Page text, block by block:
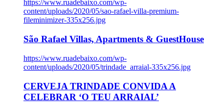
https://www.ruadebaixo.com/wp-
content/uploads/2020/05/sao-rafael-villa-premium-
fileminimizer-335x256.jpg
São Rafael Villas, Apartments & GuestHouse
https://www.ruadebaixo.com/wp-
content/uploads/2020/05/trindade_arraial-335x256.jpg
CERVEJA TRINDADE CONVIDA A
CELEBRAR ‘O TEU ARRAIAL’